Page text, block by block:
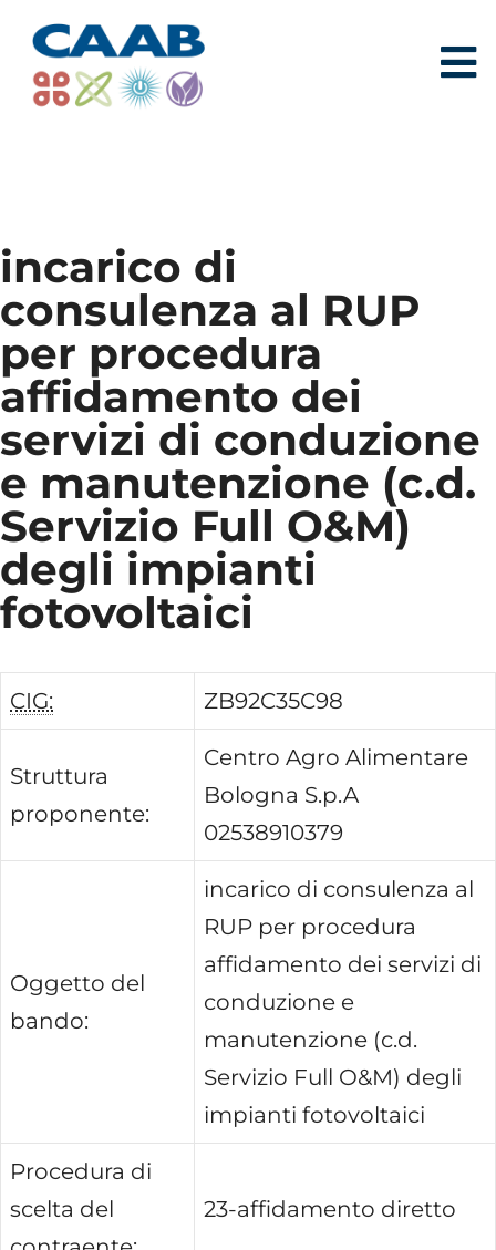
incarico di
consulenza al RUP
per procedura
affidamento dei
servizi di conduzione
e manutenzione (c.d.
Servizio Full O&M)
degli impianti
fotovoltaici
CIG: ZB92C35C98
Struttura
proponente:
Centro Agro Alimentare
Bologna S.p.A
02538910379
Oggetto del
bando:
incarico di consulenza al
RUP per procedura
affidamento dei servizi di
conduzione e
manutenzione (c.d.
Servizio Full O&M) degli
impianti fotovoltaici
Procedura di
scelta del
23-affidamento diretto